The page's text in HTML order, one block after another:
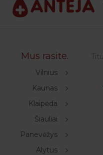
Mus rasite.
Vilnius
Kaunas
Klaipėda
Šiauliai
Panevėžys
Alytus